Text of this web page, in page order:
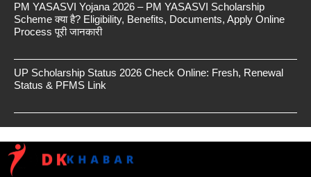
PM YASASVI Yojana 2026 – PM YASASVI Scholarship
Scheme क्या है? Eligibility, Benefits, Documents, Apply Online
Process पूरी जानकारी
UP Scholarship Status 2026 Check Online: Fresh, Renewal
Status & PFMS Link